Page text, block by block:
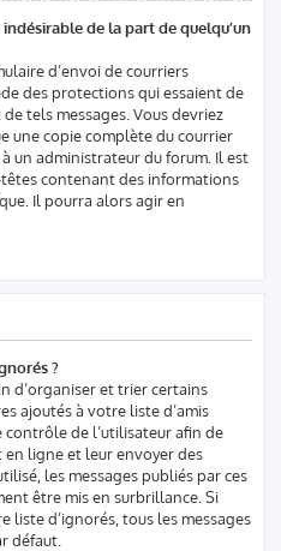
de la part de quelqu’un
d’envoi de courriers
des protections qui essaient de
tels messages. Vous devriez
une copie complète du courrier
un administrateur du forum. Il est
contenant des informations
Il pourra alors agir en
?
d’organiser et trier certains
ajoutés à votre liste d’amis
de l’utilisateur afin de
ligne et leur envoyer des
les messages publiés par ces
être mis en surbrillance. Si
liste d’ignorés, tous les messages
défaut.